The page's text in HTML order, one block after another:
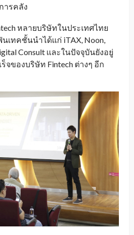
ารคลัง
หลายบริษัทในประเทศไทย
เทคชั้นนำได้แก่ iTAX, Noon,
Consult และในปัจจุบันยังอยู่
จของบริษัท Fintech ต่างๆ อีก